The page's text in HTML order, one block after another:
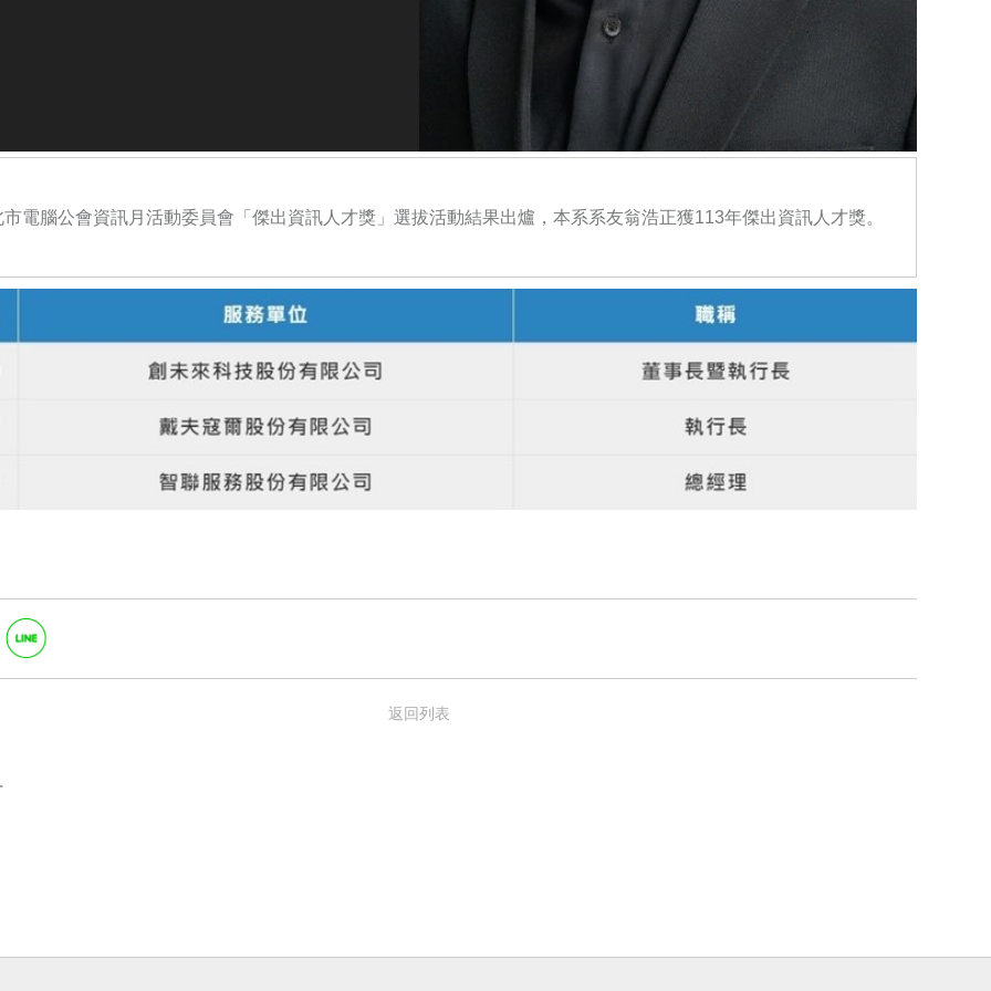
電腦公會資訊月活動委員會「傑出資訊人才獎」選拔活動結果出爐，本系系友翁浩正獲113年傑出資訊人才獎。
返回列表